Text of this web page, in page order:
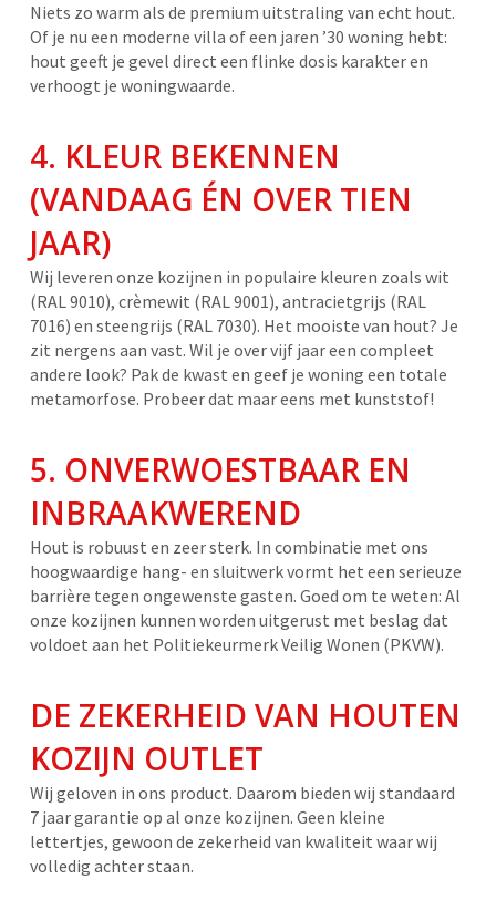
Niets zo warm als de premium uitstraling van echt hout.
Of je nu een moderne villa of een jaren ’30 woning hebt:
hout geeft je gevel direct een flinke dosis karakter en
verhoogt je woningwaarde.
4. KLEUR BEKENNEN
(VANDAAG ÉN OVER TIEN
JAAR)
Wij leveren onze kozijnen in populaire kleuren zoals wit
(RAL 9010), crèmewit (RAL 9001), antracietgrijs (RAL
7016) en steengrijs (RAL 7030). Het mooiste van hout? Je
zit nergens aan vast. Wil je over vijf jaar een compleet
andere look? Pak de kwast en geef je woning een totale
metamorfose. Probeer dat maar eens met kunststof!
5. ONVERWOESTBAAR EN
INBRAAKWEREND
Hout is robuust en zeer sterk. In combinatie met ons
hoogwaardige hang- en sluitwerk vormt het een serieuze
barrière tegen ongewenste gasten. Goed om te weten: Al
onze kozijnen kunnen worden uitgerust met beslag dat
voldoet aan het Politiekeurmerk Veilig Wonen (PKVW).
DE ZEKERHEID VAN HOUTEN
KOZIJN OUTLET
Wij geloven in ons product. Daarom bieden wij standaard
7 jaar garantie op al onze kozijnen. Geen kleine
lettertjes, gewoon de zekerheid van kwaliteit waar wij
volledig achter staan.